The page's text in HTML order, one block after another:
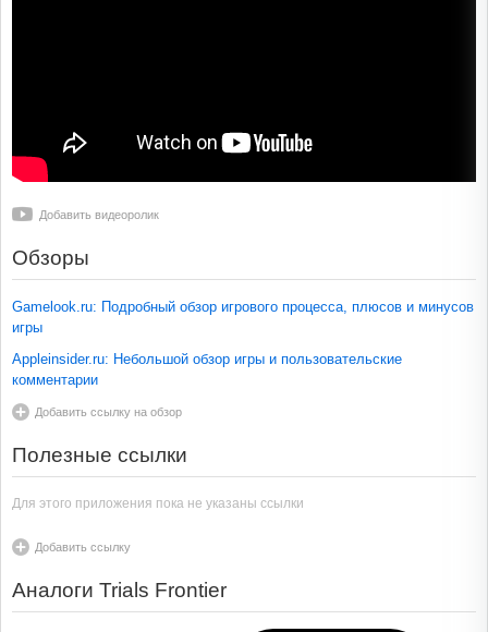
Добавить видеоролик
Обзоры
Gamelook.ru: Подробный обзор игрового процесса, плюсов и минусов
игры
Appleinsider.ru: Небольшой обзор игры и пользовательские
комментарии
Добавить ссылку на обзор
Полезные ссылки
Для этого приложения пока не указаны ссылки
Добавить ссылку
Аналоги Trials Frontier